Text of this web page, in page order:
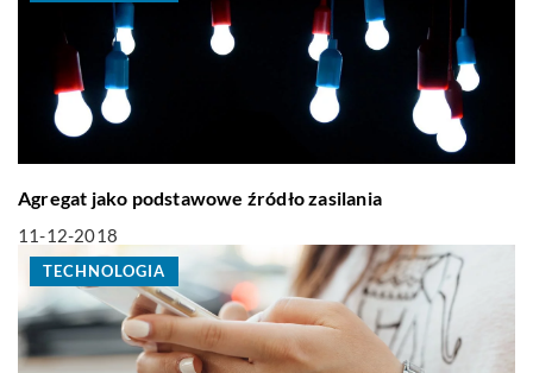
Agregat jako podstawowe źródło zasilania
11-12-2018
TECHNOLOGIA